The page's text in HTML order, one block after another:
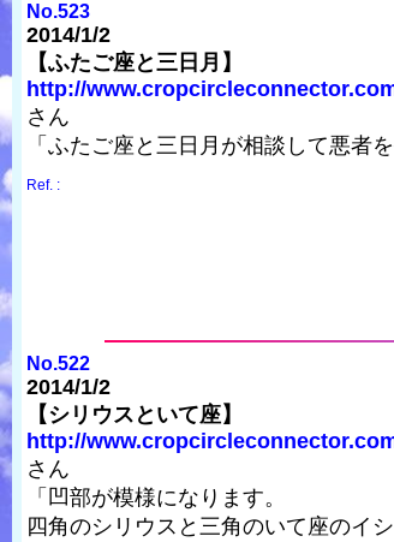
No.523
2014/1/2
【ふたご座と三日月】
http://
さん
「ふたご座と三日月が相談して悪者
Ref. :
No.522
2014/1/2
【シリウスといて座】
http://
さん
「凹部が模様になります。
四角のシリウスと三角のいて座のイ